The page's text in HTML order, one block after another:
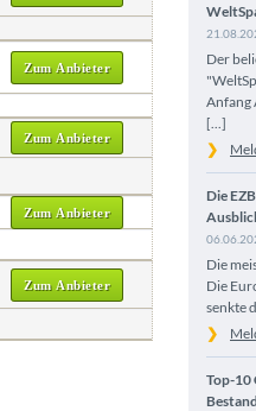
Zum Anbieter
Zum Anbieter
Zum Anbieter
Zum Anbieter
Der
Anfang
[...]
Die
Die
Die
senkte
Top-10